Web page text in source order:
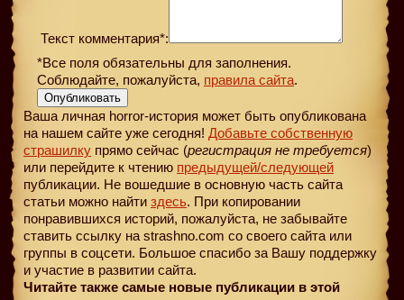
Текст комментария*:
*Все поля обязательны для заполнения.
Соблюдайте, пожалуйста, правила сайта.
Опубликовать
Ваша личная horror-история может быть опубликована
на нашем сайте уже сегодня! Добавьте собственную
страшилку прямо сейчас (регистрация не требуется)
или перейдите к чтению предыдущей/следующей
публикации. Не вошедшие в основную часть сайта
статьи можно найти здесь. При копировании
понравившихся историй, пожалуйста, не забывайте
ставить ссылку на strashno.com со своего сайта или
группы в соцсети. Большое спасибо за Вашу поддержку
и участие в развитии сайта.
Читайте также самые новые публикации в этой